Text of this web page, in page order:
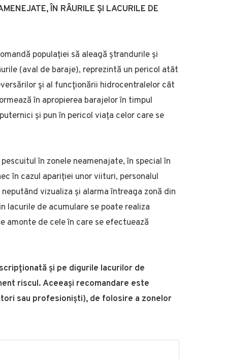
ÎN RÂURILE ȘI LACURILE DE
populației să aleagă ștrandurile și
(aval de baraje), reprezintă un pericol atât
şi al funcţionării hidrocentralelor cât
în apropierea barajelor în timpul
și pun în pericol viața celor care se
în zonele neamenajate, în special în
în cazul apariției unor viituri, personalul
vizualiza și alarma întreaga zonă din
lacurile de acumulare se poate realiza
amonte de cele în care se efectuează
și pe digurile lacurilor de
riscul. Aceeași recomandare este
sau profesioniști), de folosire a zonelor